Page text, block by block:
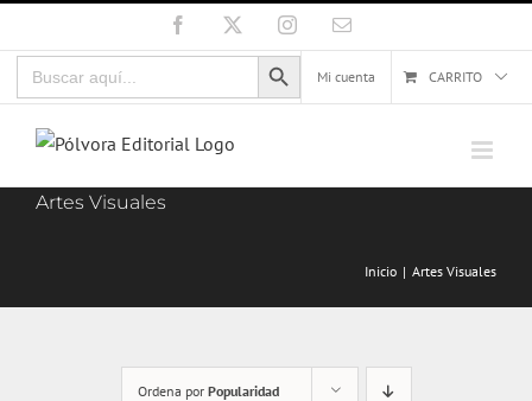
al
contenido
Facebook InstagramCorreo
Buscar:
Botón de búsqueda
Mi cuenta
CARRITO
Artes Visuales
Inicio Artes Visuales
Ordena por Popularidad